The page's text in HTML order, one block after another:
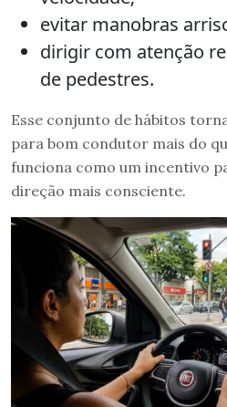
evitar manobras
dirigir com atenção
de pedestres.
Esse conjunto de hábitos
para bom condutor mais do
funciona como um incentivo
direção mais consciente.